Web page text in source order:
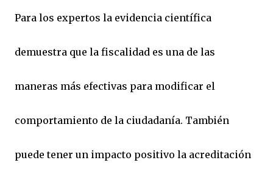
Para los expertos la evidencia científica
demuestra que la fiscalidad es una de las
maneras más efectivas para modificar el
comportamiento de la ciudadanía. También
puede tener un impacto positivo la acreditación